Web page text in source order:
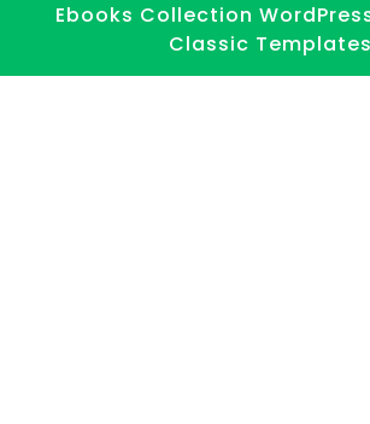
Ebooks Collection
Classic Templates